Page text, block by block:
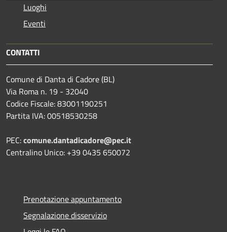
Luoghi
Eventi
CONTATTI
Comune di Danta di Cadore (BL)
Via Roma n. 19 - 32040
Codice Fiscale: 83001190251
Partita IVA: 00518530258
PEC:comune.dantadicadore@pec.it
Centralino Unico: +39 0435 650072
Prenotazione appuntamento
Segnalazione disservizio